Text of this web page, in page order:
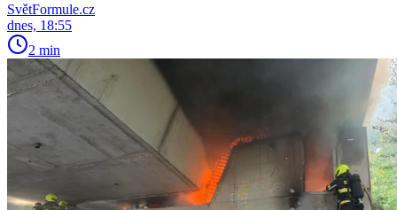
SvětFormule.cz
dnes, 18:55
2 min